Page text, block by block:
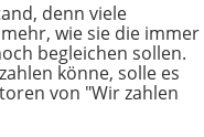
denn viele
wie sie die immer
begleichen sollen.
könne, solle es
von "Wir zahlen